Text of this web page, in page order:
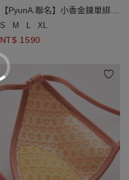
【PyunA.聯名】小香金鍊單綁帶
小巧杯比基尼
S M L XL
NT$ 1590